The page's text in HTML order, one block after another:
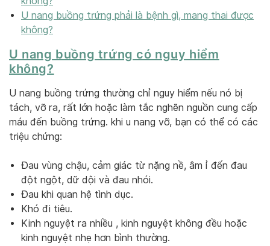
U nang buồng trứng phải là bệnh gì, mang thai được
không?
U nang buồng trứng có nguy hiểm
không?
U nang buồng trứng thường chỉ nguy hiểm nếu nó bị
tách, vỡ ra, rất lớn hoặc làm tắc nghẽn nguồn cung cấp
máu đến buồng trứng. khi u nang vỡ, bạn có thể có các
triệu chứng:
Đau vùng chậu, cảm giác từ nặng nề, âm ỉ đến đau
đột ngột, dữ dội và đau nhói.
Đau khi quan hệ tình dục.
Khó đi tiêu.
Kinh nguyệt ra nhiều , kinh nguyệt không đều hoặc
kinh nguyệt nhẹ hơn bình thường.